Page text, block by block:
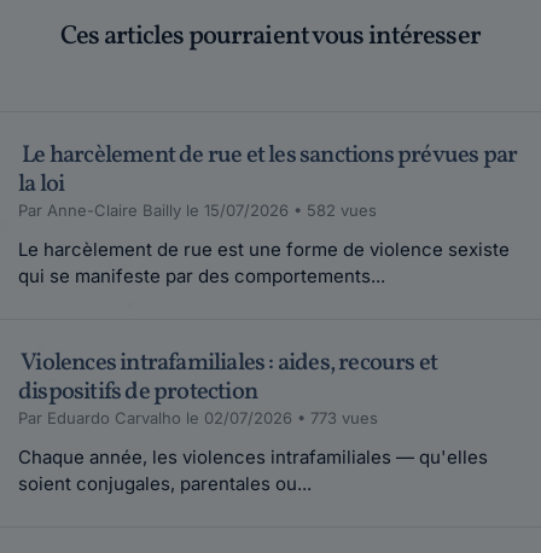
Ces articles pourraient vous intéresser
Le harcèlement de rue et les sanctions prévues par
la loi
Par Anne-Claire Bailly le 15/07/2026 • 582 vues
Le harcèlement de rue est une forme de violence sexiste
qui se manifeste par des comportements...
Violences intrafamiliales : aides, recours et
dispositifs de protection
Par Eduardo Carvalho le 02/07/2026 • 773 vues
Chaque année, les violences intrafamiliales — qu'elles
soient conjugales, parentales ou...